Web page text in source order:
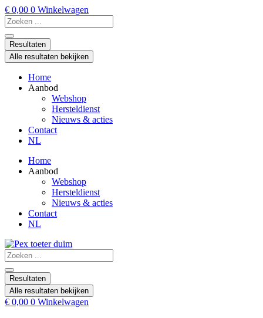
Ga
naar
de
inhoud
€ 0,00 0 Winkelwagen
Search
...
Resultaten
Alle resultaten bekijken
Home
Aanbod
Webshop
Hersteldienst
Nieuws & acties
Contact
NL
Home
Aanbod
Webshop
Hersteldienst
Nieuws & acties
Contact
NL
Search
...
Resultaten
Alle resultaten bekijken
€ 0,00 0 Winkelwagen